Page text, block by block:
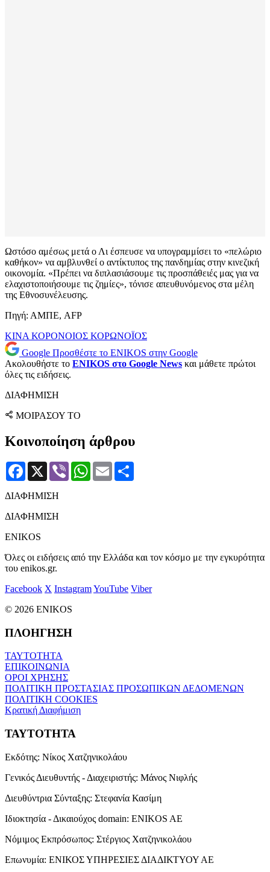
Ωστόσο αμέσως μετά ο Λι έσπευσε να υπογραμμίσει το «πελώριο
καθήκον» να αμβλυνθεί ο αντίκτυπος της πανδημίας στην κινεζική
οικονομία. «Πρέπει να διπλασιάσουμε τις προσπάθειές μας για να
ελαχιστοποιήσουμε τις ζημίες», τόνισε απευθυνόμενος στα μέλη
της Εθνοσυνέλευσης.
Πηγή: ΑΜΠΕ, AFP
ΚΙΝΑ ΚΟΡΟΝΟΙΟΣ ΚΟΡΩΝΟΪΟΣ
Google Προσθέστε το ENIKOS στην Google
Ακολουθήστε το ENIKOS στο Google News και μάθετε πρώτοι
όλες τις ειδήσεις.
ΔΙΑΦΗΜΙΣΗ
ΜΟΙΡΑΣΟΥ ΤΟ
Κοινοποίηση άρθρου
Facebook
X Viber WhatsApp
Email
ΔΙΑΦΗΜΙΣΗ
ΔΙΑΦΗΜΙΣΗ
ENIKOS
Όλες οι ειδήσεις από την Ελλάδα και τον κόσμο με την εγκυρότητα
του enikos.gr.
Facebook X InstagramYouTube Viber
© 2026 ENIKOS
ΠΛΟΗΓΗΣΗ
ΤΑΥΤΟΤΗΤΑ
ΕΠΙΚΟΙΝΩΝΙΑ
ΟΡΟΙ ΧΡΗΣΗΣ
ΠΟΛΙΤΙΚΗ ΠΡΟΣΤΑΣΙΑΣ ΠΡΟΣΩΠΙΚΩΝ ΔΕΔΟΜΕΝΩΝ
ΠΟΛΙΤΙΚΗ COOKIES
Κρατική Διαφήμιση
ΤΑΥΤΟΤΗΤΑ
Εκδότης: Νίκος Χατζηνικολάου
Γενικός Διευθυντής - Διαχειριστής: Μάνος Νιφλής
Διευθύντρια Σύνταξης: Στεφανία Κασίμη
Ιδιοκτησία - Δικαιούχος domain: ENIKOS AE
Νόμιμος Εκπρόσωπος: Στέργιος Χατζηνικολάου
Επωνυμία: ΕΝΙΚΟΣ ΥΠΗΡΕΣΙΕΣ ΔΙΑΔΙΚΤΥΟΥ ΑΕ